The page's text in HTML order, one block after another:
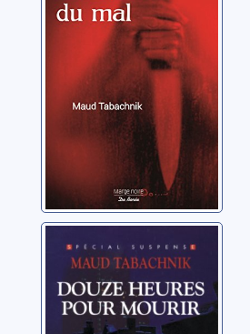
Tabachnik, Maud
Douze heures
pour mourir:
roman
Tabachnik, Maud